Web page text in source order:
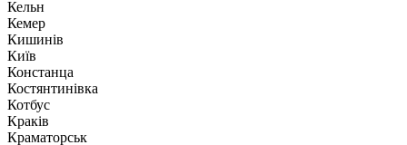
Кельн
Кемер
Кишинів
Київ
Констанца
Костянтинівка
Котбус
Краків
Краматорськ